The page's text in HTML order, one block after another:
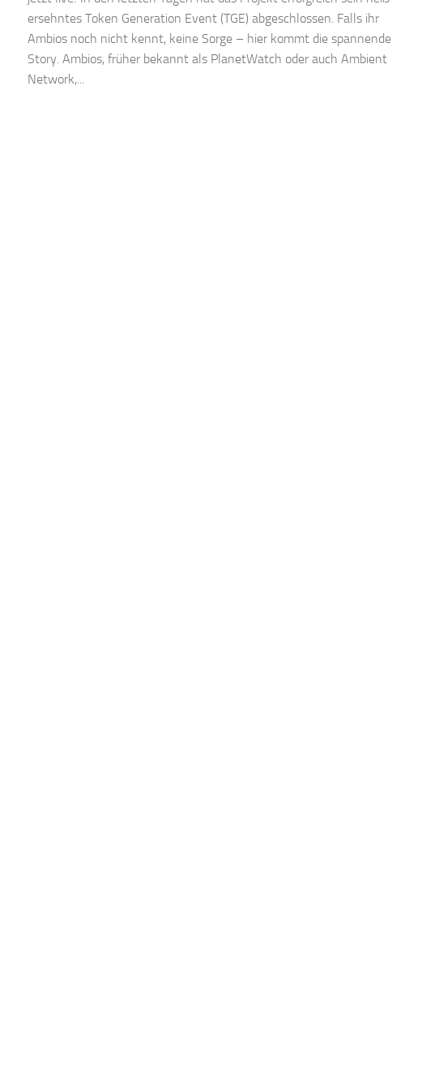
ersehntes Token Generation Event (TGE) abgeschlossen. Falls ihr
Ambios noch nicht kennt, keine Sorge – hier kommt die spannende
Story. Ambios, früher bekannt als PlanetWatch oder auch Ambient
Network,...